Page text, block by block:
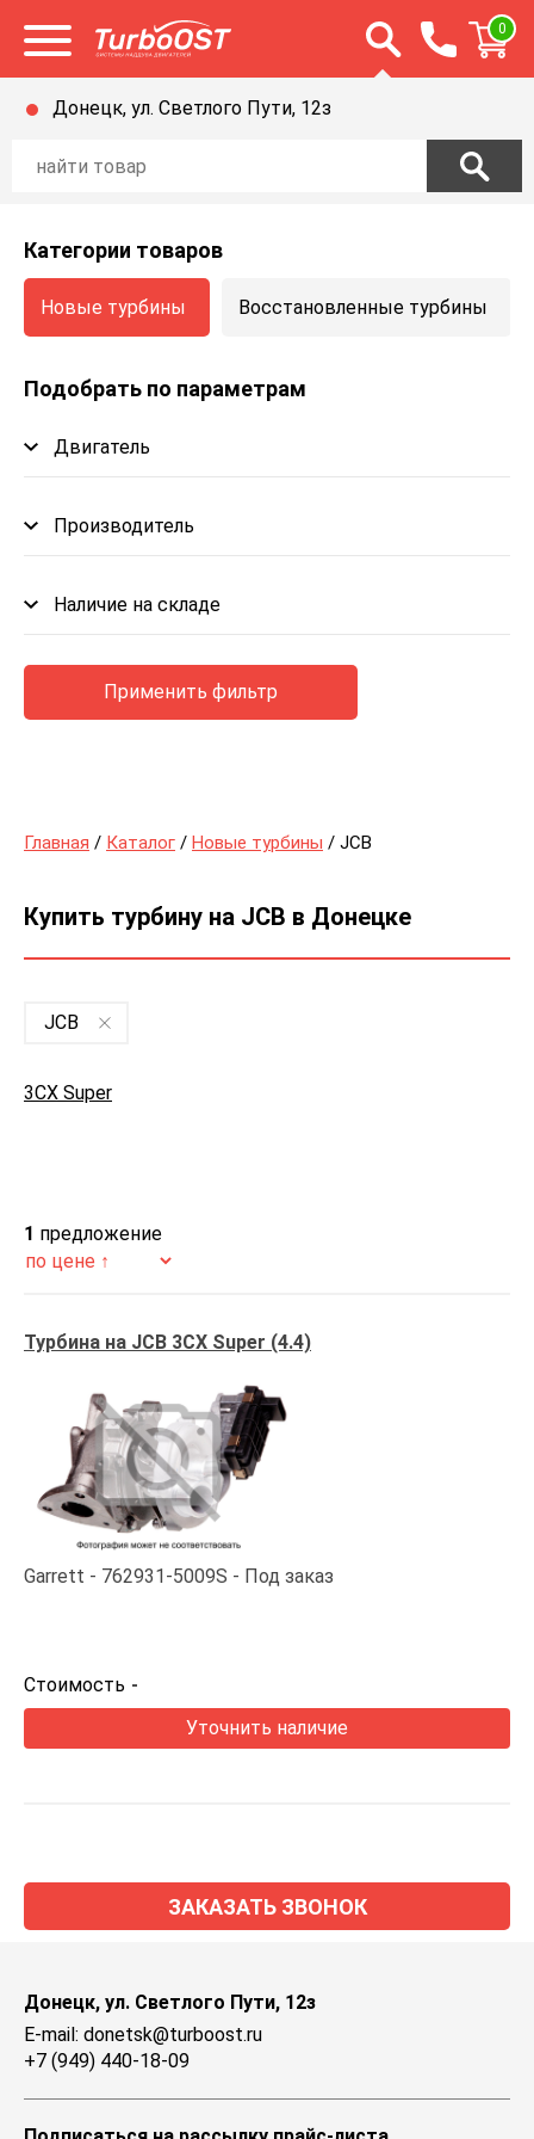
Открыть меню Открыть строку
0
Донецк, ул. Светлого Пути, 12з
Категории товаров
Новые турбины Восстановленные турбины
Подобрать по параметрам
Двигатель
Производитель
Наличие на складе
Применить фильтр
Главная / Каталог / Новые турбины / JCB
Купить турбину на JCB в Донецке
JCB
3CX Super
1 предложение
Турбина на JCB 3CX Super (4.4)
Garrett 762931-5009S Под заказ
Стоимость -
Уточнить наличие
ЗАКАЗАТЬ ЗВОНОК
Донецк, ул. Светлого Пути, 12з
E-mail: donetsk@turboost.ru
+7 (949) 440-18-09